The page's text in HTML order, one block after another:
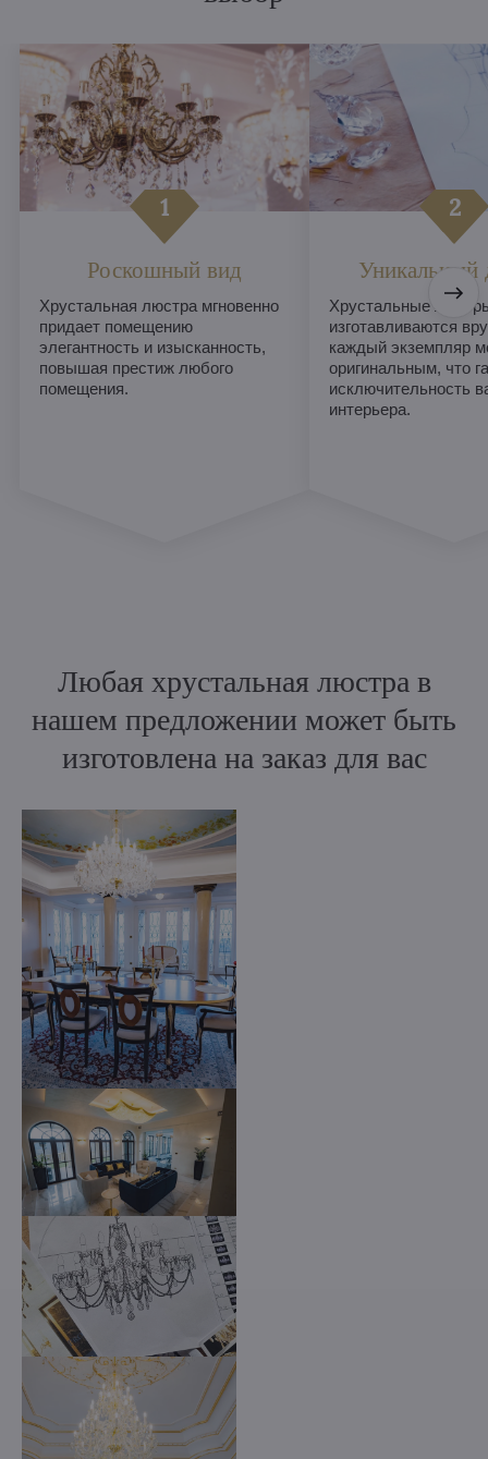
Роскошный вид
Хрустальная люстра мгновенно
придает помещению
элегантность и изысканность,
повышая престиж любого
помещения.
Уникальный
Хрустальные
изготавливаются
каждый экземпляр
оригинальным, что
исключительность
интерьера.
Любая хрустальная люстра в
нашем предложении может быть
изготовлена на заказ для вас